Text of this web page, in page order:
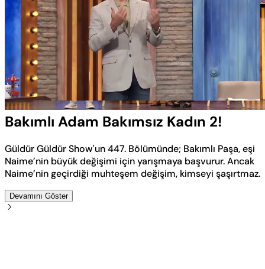
Sesi
Aç
Yüklendi:
5.45%
Oynatma
Hızı
Bakımlı Adam Bakımsız Kadın 2!
Güldür Güldür Show'un 447. Bölümünde; Bakımlı Paşa, eşi
Naime’nin büyük değişimi için yarışmaya başvurur. Ancak
Naime’nin geçirdiği muhteşem değişim, kimseyi şaşırtmaz.
Devamını Göster